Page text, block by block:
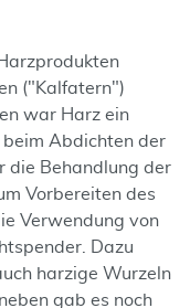
("Kalfatern")
war Harz ein
Abdichten der
die Behandlung der
Vorbereiten des
Verwendung von
Dazu
harzige Wurzeln
gab es noch